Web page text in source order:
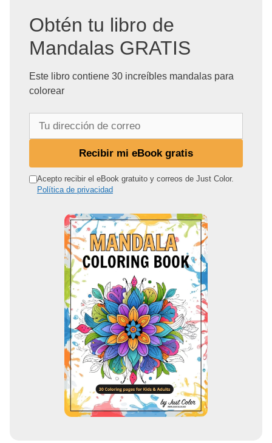
Obtén tu libro de
Mandalas GRATIS
Este libro contiene 30 increíbles mandalas para
colorear
r
Recibir mi eBook gratis
Acepto recibir el eBook gratuito y correos de Just Color.
Política de privacidad